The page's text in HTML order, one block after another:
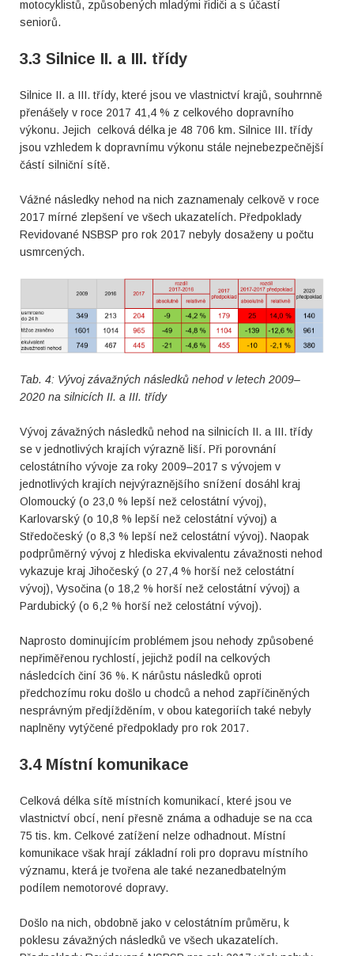
motocyklistů, způsobených mladými řidiči a s účastí
seniorů.
3.3 Silnice II. a III. třídy
Silnice II. a III. třídy, které jsou ve vlastnictví krajů, souhrnně
přenášely v roce 2017 41,4 % z celkového dopravního
výkonu. Jejich celková délka je 48 706 km. Silnice III. třídy
jsou vzhledem k dopravnímu výkonu stále nejnebezpečnější
částí silniční sítě.
Vážné následky nehod na nich zaznamenaly celkově v roce
2017 mírné zlepšení ve všech ukazatelích. Předpoklady
Revidované NSBSP pro rok 2017 nebyly dosaženy u počtu
usmrcených.
Tab. 4: Vývoj závažných následků nehod v letech 2009–
2020 na silnicích II. a III. třídy
Vývoj závažných následků nehod na silnicích II. a III. třídy
se v jednotlivých krajích výrazně liší. Při porovnání
celostátního vývoje za roky 2009–2017 s vývojem v
jednotlivých krajích nejvýraznějšího snížení dosáhl kraj
Olomoucký (o 23,0 % lepší než celostátní vývoj),
Karlovarský (o 10,8 % lepší než celostátní vývoj) a
Středočeský (o 8,3 % lepší než celostátní vývoj). Naopak
podprůměrný vývoj z hlediska ekvivalentu závažnosti nehod
vykazuje kraj Jihočeský (o 27,4 % horší než celostátní
vývoj), Vysočina (o 18,2 % horší než celostátní vývoj) a
Pardubický (o 6,2 % horší než celostátní vývoj).
Naprosto dominujícím problémem jsou nehody způsobené
nepřiměřenou rychlostí, jejichž podíl na celkových
následcích činí 36 %. K nárůstu následků oproti
předchozímu roku došlo u chodců a nehod zapříčiněných
nesprávným předjížděním, v obou kategoriích také nebyly
naplněny vytýčené předpoklady pro rok 2017.
3.4 Místní komunikace
Celková délka sítě místních komunikací, které jsou ve
vlastnictví obcí, není přesně známa a odhaduje se na cca
75 tis. km. Celkové zatížení nelze odhadnout. Místní
komunikace však hrají základní roli pro dopravu místního
významu, která je tvořena ale také nezanedbatelným
podílem nemotorové dopravy.
Došlo na nich, obdobně jako v celostátním průměru, k
poklesu závažných následků ve všech ukazatelích.